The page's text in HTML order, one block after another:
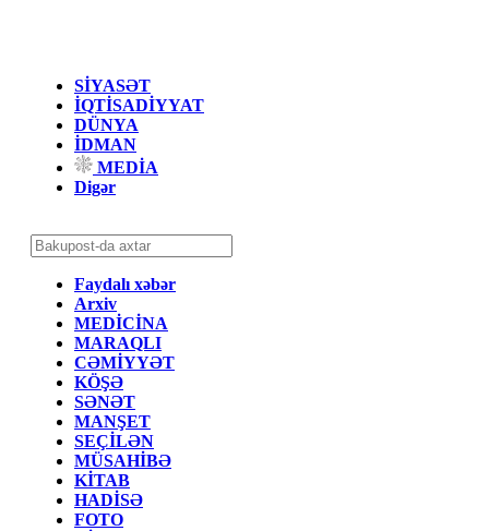
SİYASƏT
İQTİSADİYYAT
DÜNYA
İDMAN
MEDİA
Digər
Faydalı xəbər
Arxiv
MEDİCİNA
MARAQLI
CƏMİYYƏT
KÖŞƏ
SƏNƏT
MANŞET
SEÇİLƏN
MÜSAHİBƏ
KİTAB
HADİSƏ
FOTO